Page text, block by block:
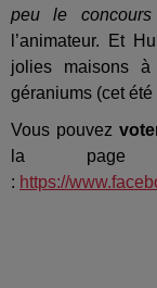
peu le
l’animateur. Et
jolies maisons
géraniums (cet été
Vous pouvez
la page
: https://